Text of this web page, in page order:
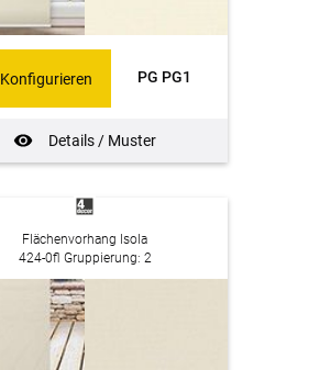
PG PG1
Details / Muster
Konfigurieren
Flächenvorhang Isola
424-0fl Gruppierung: 2